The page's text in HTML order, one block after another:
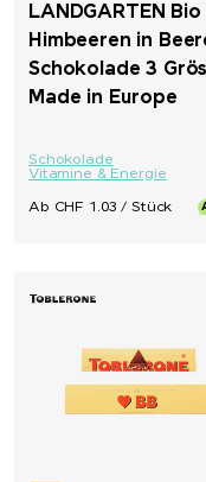
LANDGARTEN Bio
Himbeeren in
Schokolade 3
Made in Europe
Schokolade
Vitamine & Energie
Ab CHF 1.03 / Stück